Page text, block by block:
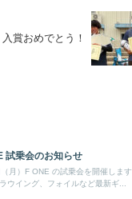
入賞おめでとう！
試乗会のお知らせ
月）F ONE の試乗会を開催しま
ウイング、フォイルなど最新ギ...